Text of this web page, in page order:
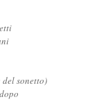
sonetto)